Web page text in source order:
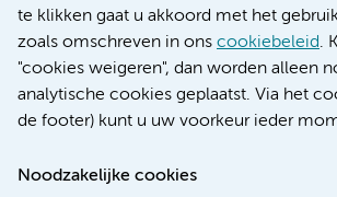
te klikken gaat u akkoord met het
zoals omschreven in ons cookiebeleid.
"cookies weigeren", dan worden alleen
analytische cookies geplaatst. Via het
de footer) kunt u uw voorkeur ieder
Noodzakelijke cookies
Verwijzen & diagnostiek